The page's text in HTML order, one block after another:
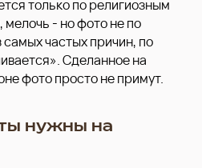
только по религиозным
- но фото не по
частых причин, по
Сделанное на
фото просто не примут.
нужны на